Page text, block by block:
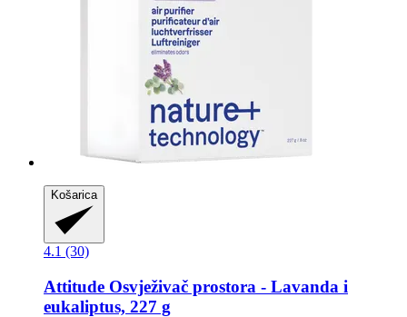
Košarica
4.1 (30)
Attitude Osvježivač prostora -​ Lavanda i
eukaliptus, 227 g